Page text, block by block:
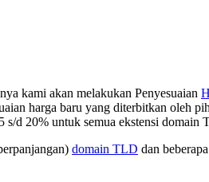
kami akan melakukan Penyesuaian
harga baru yang diterbitkan
s/d 20% untuk semua ekstensi domain
domain TLD dan